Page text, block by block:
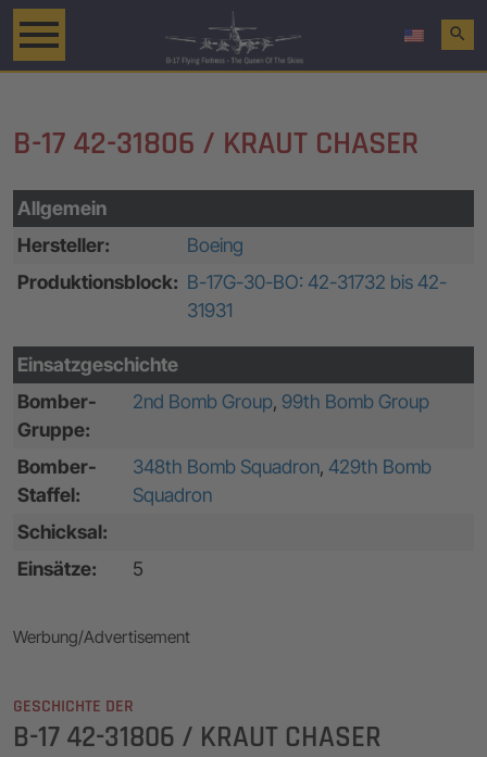
search
B-17 42-31806 / KRAUT CHASER
Allgemein
Hersteller:
Boeing
Produktionsblock: B-17G-30-BO: 42-31732 bis 42-
31931
Einsatzgeschichte
Bomber-
Gruppe:
2nd Bomb Group, 99th Bomb Group
Bomber-
Staffel:
348th Bomb Squadron, 429th Bomb
Squadron
Schicksal:
Einsätze:
5
Werbung/Advertisement
GESCHICHTE DER
B-17 42-31806 / KRAUT CHASER